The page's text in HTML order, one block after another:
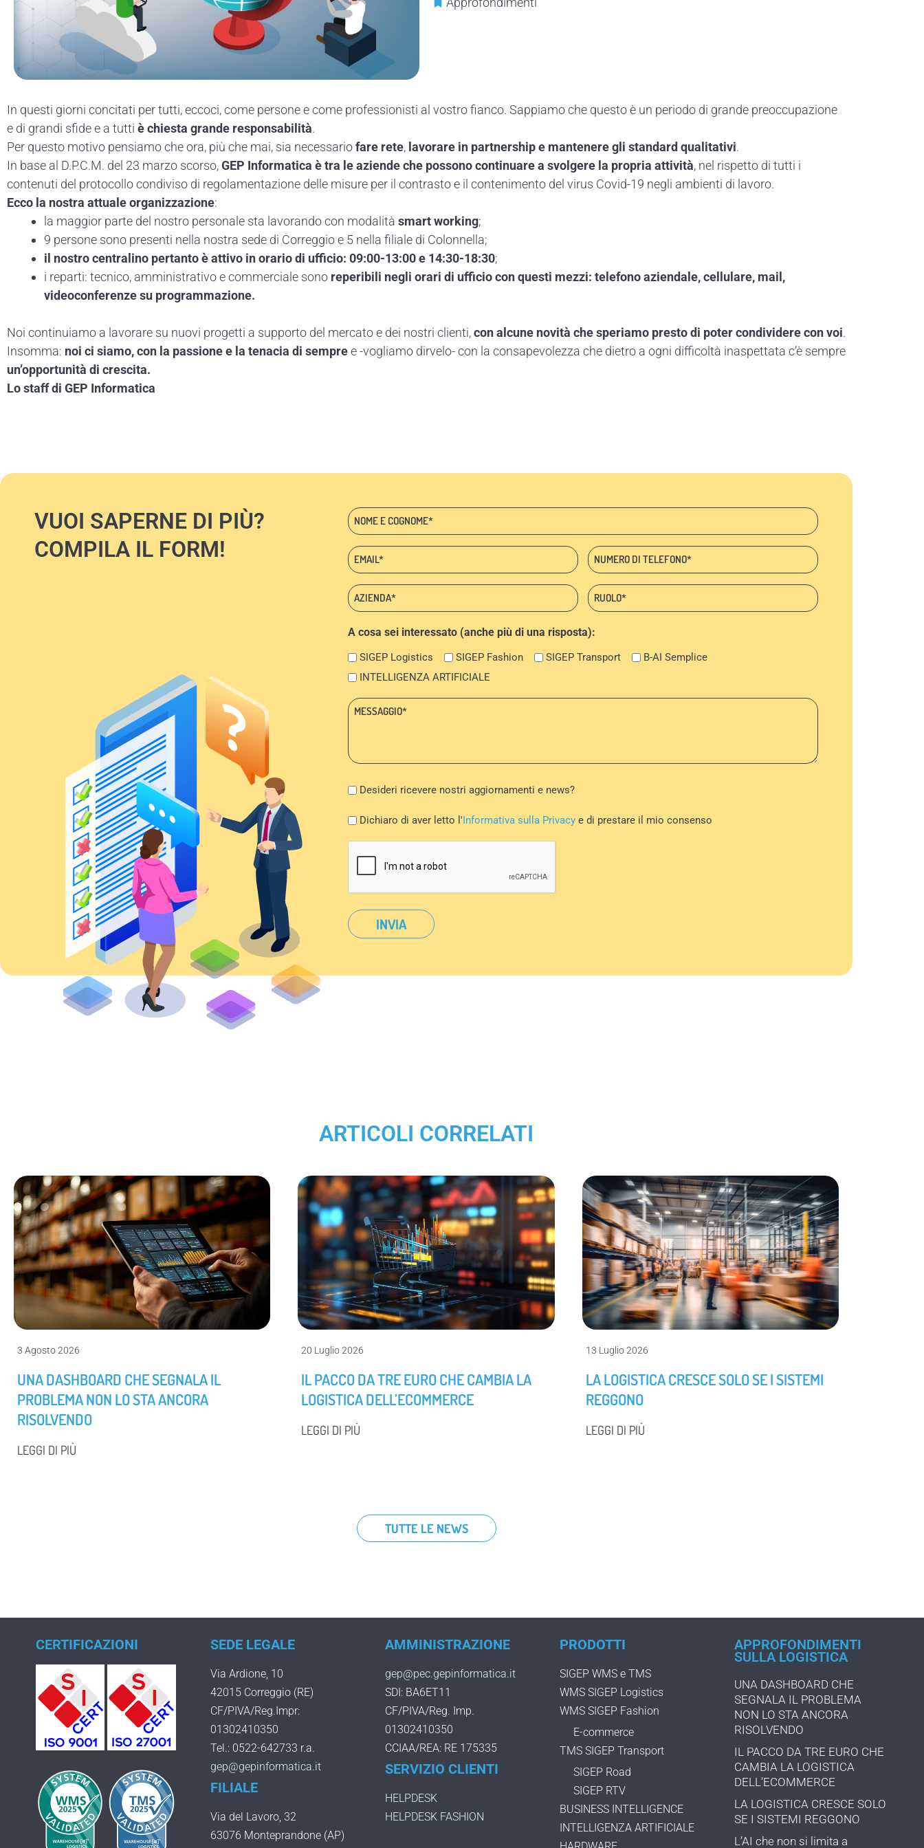
In questi giorni concitati per tutti, eccoci, come persone e come professionisti al vostro fianco. Sappiamo che questo è un periodo di grande preoccupazione
e di grandi sfide e a tutti è chiesta grande responsabilità.
Per questo motivo pensiamo che ora, più che mai, sia necessariofare rete, lavorare in partnership e mantenere gli standard qualitativi.
In base al D.P.C.M. del 23 marzo scorso,GEP Informatica è tra le aziende che possono continuare a svolgere la propria attività, nel rispetto di tutti i
contenuti del protocollo condiviso di regolamentazione delle misure per il contrasto e il contenimento del virus Covid-19 negli ambienti di lavoro.
Ecco la nostra attuale organizzazione:
la maggior parte del nostro personale sta lavorando con modalità smart working;
9 persone sono presenti nella nostra sede di Correggio e 5 nella filiale di Colonnella;
il nostro centralino pertanto è attivo in orario di ufficio: 09:00-13:00 e 14:30-18:30;
i reparti: tecnico, amministrativo e commerciale sono reperibili negli orari di ufficio con questi mezzi: telefono aziendale, cellulare, mail,
videoconferenze su programmazione.
Noi continuiamo a lavorare su nuovi progetti a supporto del mercato e dei nostri clienti,con alcune novità che speriamo presto di poter condividere con voi.
Insomma: noi ci siamo, con la passione e la tenacia di sempree -vogliamo dirvelo- con la consapevolezza che dietro a ogni difficoltà inaspettata c’è sempre
un’opportunità di crescita.
Lo staff di GEP Informatica
VUOI SAPERNE DI PIÙ?
COMPILA IL FORM!
Nome
e
cognome
*
Email:
*
Telefono
*
Azienda:
*
Ruolo:
*
A cosa sei interessato (anche più di una risposta):
SIGEP Logistics SIGEP Fashion SIGEP Transport
B-AI Semplice
INTELLIGENZA ARTIFICIALE
Messaggio:
Newsletter
Desideri ricevere nostri aggiornamenti e news?
Privacy
Dichiaro di aver letto l' Informativa sulla Privacy e di prestare il mio consenso
ARTICOLI CORRELATI
3 Agosto 2026
UNA DASHBOARD CHE SEGNALA IL
PROBLEMA NON LO STA ANCORA
RISOLVENDO
LEGGI DI PIÙ
20 Luglio 2026
IL PACCO DA TRE EURO CHE CAMBIA LA
LOGISTICA DELL’ECOMMERCE
LEGGI DI PIÙ
13 Luglio 2026
LA LOGISTICA CRESCE SOLO SE I SISTEMI
REGGONO
LEGGI DI PIÙ
TUTTE LE NEWS
CERTIFICAZIONI SEDE LEGALE
Via Ardione, 10
42015 Correggio (RE)
CF/PIVA/Reg.Impr:
01302410350
Tel.: 0522-642733 r.a.
gep@gepinformatica.it
FILIALE
Via del Lavoro, 32
63076 Monteprandone (AP)
AMMINISTRAZIONE
gep@pec.gepinformatica.it
SDI: BA6ET11
CF/PIVA/Reg. Imp.
01302410350
CCIAA/REA: RE 175335
SERVIZIO CLIENTI
HELPDESK
HELPDESK FASHION
PRODOTTI
SIGEP WMS e TMS
WMS SIGEP Logistics
WMS SIGEP Fashion
E-commerce
TMS SIGEP Transport
SIGEP Road
SIGEP RTV
BUSINESS INTELLIGENCE
INTELLIGENZA ARTIFICIALE
APPROFONDIMENTI
SULLA LOGISTICA
UNA DASHBOARD CHE
SEGNALA IL PROBLEMA
NON LO STA ANCORA
RISOLVENDO
IL PACCO DA TRE EURO CHE
CAMBIA LA LOGISTICA
DELL’ECOMMERCE
LA LOGISTICA CRESCE SOLO
SE I SISTEMI REGGONO
L’AI che non si limita a